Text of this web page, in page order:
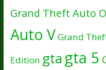
Grand Theft Auto
Auto VGrand
Edition gtagta 5